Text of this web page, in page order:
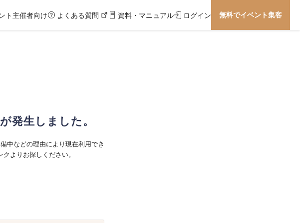
ト主催者向け よくある質問 資料・マニュアル ログイン 無料でイベント集客
発生しました。
中などの理由により現在利用でき
よりお探しください。